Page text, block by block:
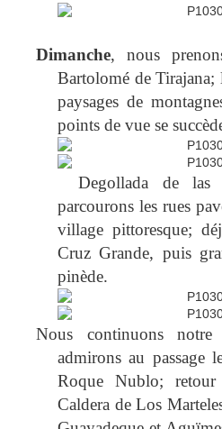
Dimanche, nous
Bartolomé de Tirajana;
paysages de
points de vue se
Degollada de las
parcourons les rues
village pittoresque;
Cruz Grande, puis
pinède.
Nous continuons
admirons au passage
Roque Nublo;
Caldera de Los